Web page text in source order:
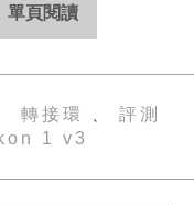
單頁閱讀
轉接環 評測
1 v3